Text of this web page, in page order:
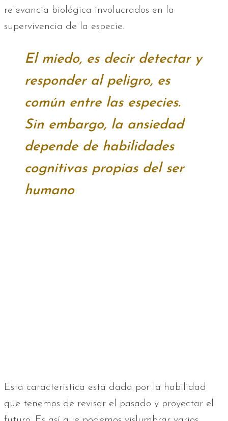
relevancia biológica involucrados en la
supervivencia de la especie.
El miedo, es decir detectar y
responder al peligro, es
común entre las especies.
Sin embargo, la ansiedad
depende de habilidades
cognitivas propias del ser
humano
Esta característica está dada por la habilidad
que tenemos de revisar el pasado y proyectar el